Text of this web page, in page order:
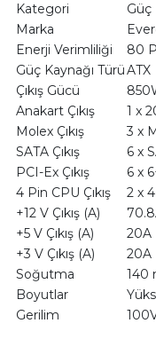
Kategori
Güç
Marka
Enerji Verimliliği
80
Güç Kaynağı TürüATX
Çıkış Gücü
Anakart Çıkış
1 x
Molex Çıkış
3 x
SATA Çıkış
6 x
PCI-Ex Çıkış
6 x
4 Pin CPU Çıkış
2 x
+12 V Çıkış (A)
+5 V Çıkış (A)
20A
+3 V Çıkış (A)
20A
Soğutma
140
Boyutlar
Gerilim